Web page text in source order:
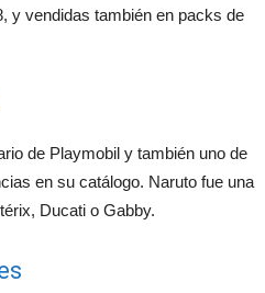
y vendidas también en packs de
de Playmobil y también uno de
en su catálogo. Naruto fue una
Ducati o Gabby.